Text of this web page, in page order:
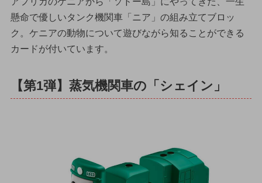
懸命で優しいタンク機関車「ニア」の組み立てブロッ
ク。ケニアの動物について遊びながら知ることができる
カードが付いています。
【第1弾】蒸気機関車の「シェイン」